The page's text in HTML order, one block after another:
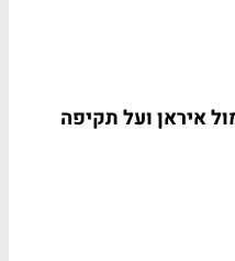
איראן ועל תקיפה